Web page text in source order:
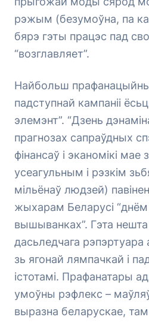
рэжым (безумоўна, па
бярэ гэты працэс пад
“возглавляет”.
Найбольш
падступнай кампаніі
элемэнт”. “Дзень
прагнозах сапраўдных
фінансаў і эканомікі
усеагульным і рэзкім
мільёнаў людзей)
жыхарам Беларусі “днём
вышыванках”. Гэта
дасьледчага рэпэртуара
зь ягонай лямпачкай і
істотамі. Прафанатары
умоўны рэфлекс –
выразна беларускае,